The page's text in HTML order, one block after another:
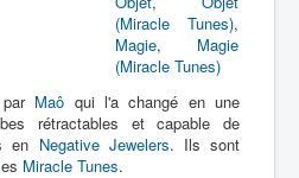
(Miracle Tunes),
Magie, Magie
(Miracle Tunes)
Maô qui l'a changé en une
rétractables et capable de
en Negative Jewelers. Ils sont
Miracle Tunes.